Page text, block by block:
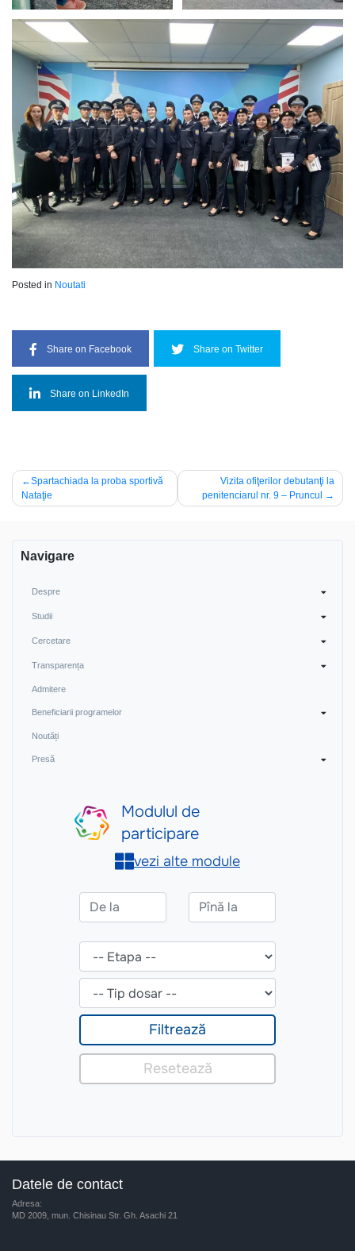
Posted in Noutati
Share on Facebook Share on Twitter
Share on LinkedIn
Navigare
în
Spartachiada la proba sportivă
Nataţie
Vizita ofiţerilor debutanţi la
penitenciarul nr. 9 – Pruncul
Navigare
Despre
Studii
Cercetare
Transparența
Admitere
Beneficiarii programelor
Noutăți
Presă
Datele de contact
Adresa:
MD 2009, mun. Chisinau Str. Gh. Asachi 21